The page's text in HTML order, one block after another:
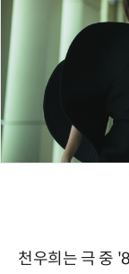
천우희는 극 중